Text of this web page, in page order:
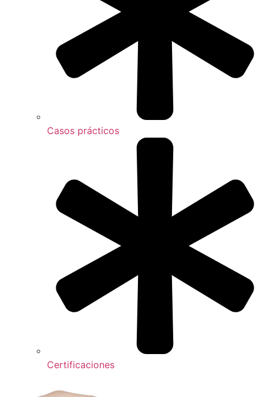
Casos prácticos
Certificaciones